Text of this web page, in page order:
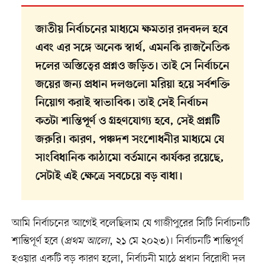
জাতীয় নির্বাচনের মাধ্যমে ক্ষমতার রদবদল হবে
এবং এর সঙ্গে অনেক স্বার্থ, এমনকি রাজনৈতিক
দলের অস্তিত্বের প্রশ্নও জড়িত। তাই সে নির্বাচনে
জয়ের জন্য প্রধান দলগুলো মরিয়া হয়ে সর্বশক্তি
নিয়োগ করাই স্বাভাবিক। তাই সেই নির্বাচন
কতটা শান্তিপূর্ণ ও গ্রহণযোগ্য হবে, সেই প্রশ্নটি
জরুরি। কারণ, পঞ্চদশ সংশোধনীর মাধ্যমে যে
সাংবিধানিক কাঠামো বর্তমানে কার্যকর রয়েছে,
সেটাই এই ক্ষেত্রে সবচেয়ে বড় বাধা।
আমি নির্বাচনের আগেই বলেছিলাম যে গাজীপুরের সিটি নির্বাচনটি
শান্তিপূর্ণ হবে (প্রথম আলো, ২১ মে ২০২৩)। নির্বাচনটি শান্তিপূর্ণ
হওয়ার একটি বড় কারণ হলো, নির্বাচনী মাঠে প্রধান বিরোধী দল